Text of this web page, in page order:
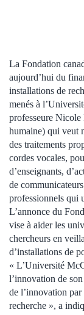
La Fondation
aujourd’hui du
installations de
menés à
professeure
humaine) qui veut
des traitements
cordes vocales,
d’enseignants,
de
professionnels qui
L’annonce du
vise à aider les
chercheurs en
d’installations de
« L’Université
l’innovation de
de l’innovation par
recherche », a